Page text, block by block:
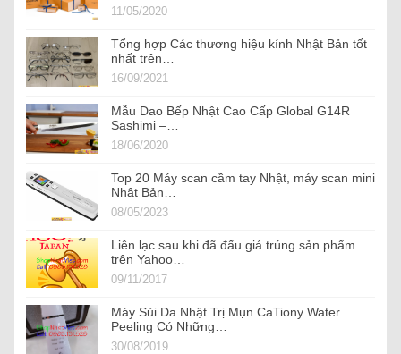
11/05/2020
Tổng hợp Các thương hiệu kính Nhật Bản tốt
nhất trên…
16/09/2021
Mẫu Dao Bếp Nhật Cao Cấp Global G14R
Sashimi –…
18/06/2020
Top 20 Máy scan cầm tay Nhật, máy scan mini
Nhật Bản…
08/05/2023
Liên lạc sau khi đã đấu giá trúng sản phẩm
trên Yahoo…
09/11/2017
Máy Sủi Da Nhật Trị Mụn CaTiony Water
Peeling Có Những…
30/08/2019